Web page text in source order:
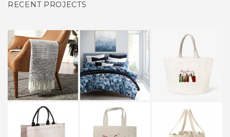
RECENT PROJECTS